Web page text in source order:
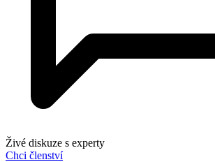
Živé diskuze s experty
Chci členství